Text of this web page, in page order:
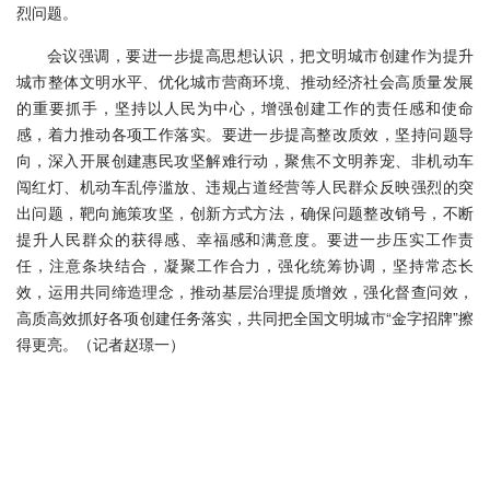
烈问题。
会议强调，要进一步提高思想认识，把文明城市创建作为提升
城市整体文明水平、优化城市营商环境、推动经济社会高质量发展
的重要抓手，坚持以人民为中心，增强创建工作的责任感和使命
感，着力推动各项工作落实。要进一步提高整改质效，坚持问题导
向，深入开展创建惠民攻坚解难行动，聚焦不文明养宠、非机动车
闯红灯、机动车乱停滥放、违规占道经营等人民群众反映强烈的突
出问题，靶向施策攻坚，创新方式方法，确保问题整改销号，不断
提升人民群众的获得感、幸福感和满意度。要进一步压实工作责
任，注意条块结合，凝聚工作合力，强化统筹协调，坚持常态长
效，运用共同缔造理念，推动基层治理提质增效，强化督查问效，
高质高效抓好各项创建任务落实，共同把全国文明城市“金字招牌”擦
得更亮。（记者赵璟一）